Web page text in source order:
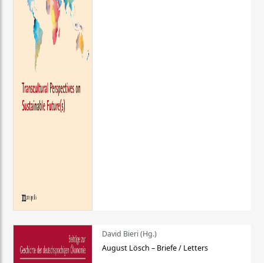
David Bieri (Hg.)
August Lösch – Briefe / Letters